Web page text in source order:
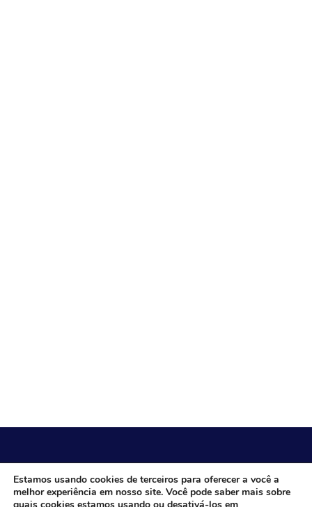
CÂMARA MUNICIPAL DE ITACARAMBI - MG
Estamos usando cookies de terceiros para oferecer a você a
melhor experiência em nosso site. Você pode saber mais sobre